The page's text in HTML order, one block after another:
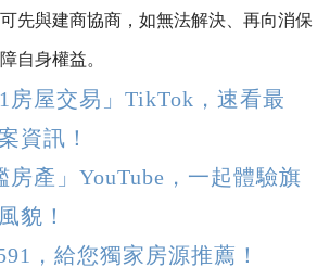
先與建商協商，如無法解決、再向消保
自身權益。
屋交易」TikTok，速看最
資訊！
房產」YouTube，一起體驗旗
貌！
，給您獨家房源推薦！